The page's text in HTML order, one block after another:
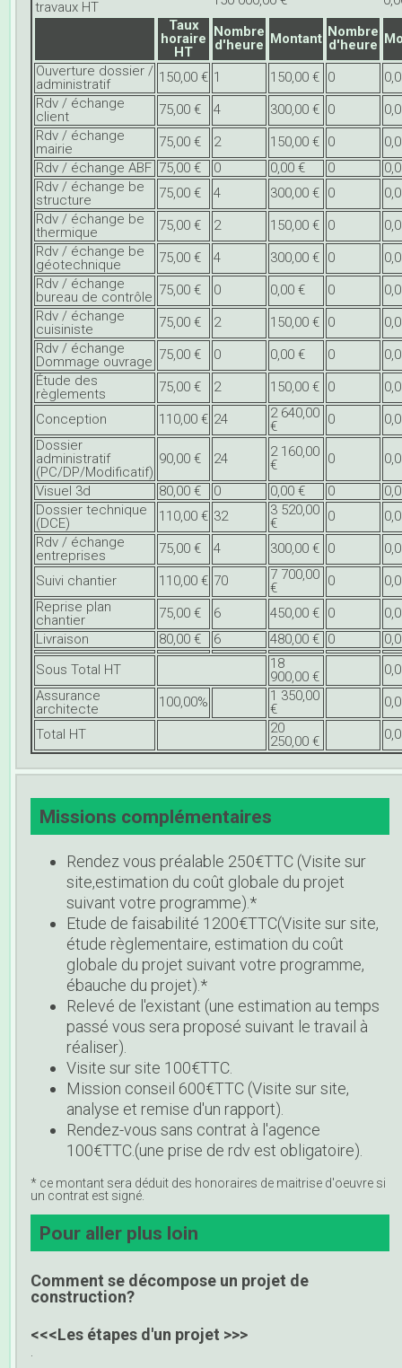
travaux HT
Taux
horaire
HT
Nombre
d'heure Montant Nombre
d'heure
Ouverture dossier /
administratif
150,00 € 1 150,00 € 0
Rdv / échange
client
75,00 € 4 300,00 € 0
Rdv / échange
mairie
75,00 € 2 150,00 € 0
Rdv / échange ABF 75,00 € 0 0,00 € 0
Rdv / échange be
structure
75,00 € 4 300,00 € 0
Rdv / échange be
thermique
75,00 € 2 150,00 € 0
Rdv / échange be
géotechnique
75,00 € 4 300,00 € 0
Rdv / échange
bureau de contrôle 75,00 € 0 0,00 € 0
Rdv / échange
cuisiniste
75,00 € 2 150,00 € 0
Rdv / échange
Dommage ouvrage 75,00 € 0 0,00 € 0
Étude des
règlements
75,00 € 2 150,00 € 0
Conception
110,00 € 24
2 640,00
€
0
Dossier
administratif
(PC/DP/Modificatif)
90,00 € 24
2 160,00
€
0
Visuel 3d
80,00 € 0 0,00 € 0
Dossier technique
(DCE)
110,00 € 32
3 520,00
€
0
Rdv / échange
entreprises
75,00 € 4 300,00 € 0
Suivi chantier
110,00 € 70
7 700,00
€
0
Reprise plan
chantier
75,00 € 6 450,00 € 0
Livraison
80,00 € 6 480,00 € 0
Sous Total HT
18
900,00 €
Assurance
architecte
100,00%
1 350,00
€
Total HT
20
250,00 €
Missions complémentaires
Rendez vous préalable 250€TTC (Visite sur
site,estimation du coût globale du projet
suivant votre programme).*
Etude de faisabilité 1200€TTC(Visite sur site,
étude règlementaire, estimation du coût
globale du projet suivant votre programme,
ébauche du projet).*
Relevé de l'existant (une estimation au temps
passé vous sera proposé suivant le travail à
réaliser).
Visite sur site 100€TTC.
Mission conseil 600€TTC (Visite sur site,
analyse et remise d'un rapport).
Rendez-vous sans contrat à l'agence
100€TTC.(une prise de rdv est obligatoire).
* ce montant sera déduit des honoraires de maitrise d'oeuvre si
un contrat est signé.
Pour aller plus loin
Comment se décompose un projet de
construction?
<<<Les étapes d'un projet >>>